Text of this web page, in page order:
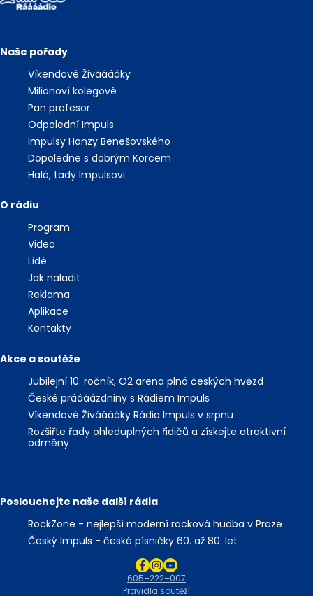
Naše pořady
Víkendové Živááááky
Milionoví kolegové
Pan profesor
Odpolední Impuls
Impulsy Honzy Benešovského
Dopoledne s dobrým Korcem
Haló, tady Impulsovi
O rádiu
Program
Videa
Lidé
Jak naladit
Reklama
Aplikace
Kontakty
Akce a soutěže
Jubilejní 10. ročník, O2 arena plná českých hvězd
České práááázdniny s Rádiem Impuls
Víkendové Živááááky Rádia Impuls v srpnu
Rozšiřte řady ohleduplných řidičů a získejte atraktivní
odměny
Poslouchejte naše další rádia
RockZone - nejlepší moderní rocková hudba v Praze
Český Impuls - české písničky 60. až 80. let
Pravidla soutěží
605–222–007